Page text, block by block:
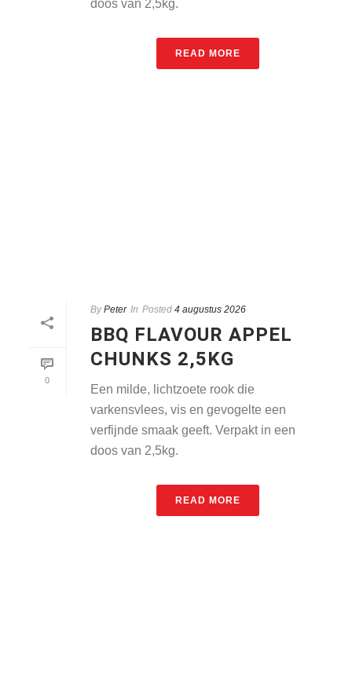
doos van 2,5kg.
READ MORE
0
By Peter In Posted 4 augustus 2026
BBQ FLAVOUR APPEL
CHUNKS 2,5KG
Een milde, lichtzoete rook die
varkensvlees, vis en gevogelte een
verfijnde smaak geeft. Verpakt in een
doos van 2,5kg.
READ MORE